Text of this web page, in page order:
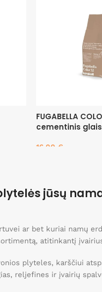
FUGABELLA
cementinis
16.00 €
jūsų
ar bet kuriai namų
atitinkantį
plyteles, karščiui
reljefines ir įvairių